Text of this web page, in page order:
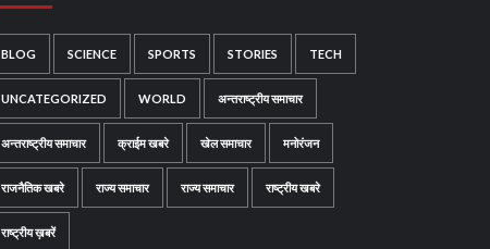
BLOG SCIENCE SPORTS STORIES TECH
UNCATEGORIZED WORLD अन्तराष्ट्रीय समाचार
अन्तराष्ट्रीय समाचार क्राईम खबरे खेल समाचार मनोरंजन
राजनैतिक खबरे राज्य समाचार राज्य समाचार राष्ट्रीय खबरे
राष्ट्रीय ख़बरें